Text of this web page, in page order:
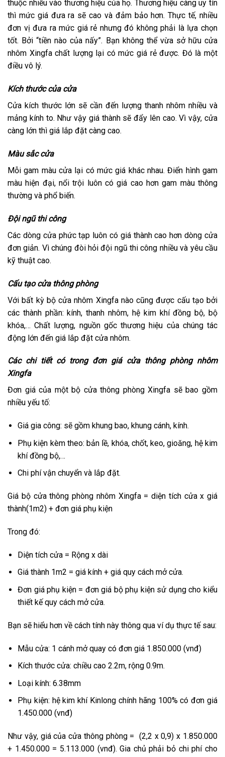
thuộc nhiều vào thương hiệu của họ. Thương hiệu càng uy tín
thì mức giá đưa ra sẽ cao và đảm bảo hơn. Thực tế, nhiều
đơn vị đưa ra mức giá rẻ nhưng đó không phải là lựa chọn
tốt. Bởi “tiền nào của nấy”. Bạn không thể vừa sở hữu cửa
nhôm Xingfa chất lượng lại có mức giá rẻ được. Đó là một
điều vô lý.
Kích thước của cửa
Cửa kích thước lớn sẽ cần đến lượng thanh nhôm nhiều và
mảng kính to. Như vậy giá thành sẽ đẩy lên cao. Vì vậy, cửa
càng lớn thì giá lắp đặt càng cao.
Màu sắc cửa
Mỗi gam màu cửa lại có mức giá khác nhau. Điển hình gam
màu hiện đại, nổi trội luôn có giá cao hơn gam màu thông
thường và phổ biến.
Đội ngũ thi công
Các dòng cửa phức tạp luôn có giá thành cao hơn dòng cửa
đơn giản. Vì chúng đòi hỏi đội ngũ thi công nhiều và yêu cầu
kỹ thuật cao.
Cấu tạo cửa thông phòng
Với bất kỳ bộ cửa nhôm Xingfa nào cũng được cấu tạo bởi
các thành phần: kính, thanh nhôm, hệ kim khí đồng bộ, bộ
khóa,… Chất lượng, nguồn gốc thương hiệu của chúng tác
động lớn đến giá lắp đặt cửa nhôm.
Các chi tiết có trong đơn giá cửa thông phòng nhôm
Xingfa
Đơn giá của một bộ cửa thông phòng Xingfa sẽ bao gồm
nhiều yếu tố:
Giá gia công: sẽ gồm khung bao, khung cánh, kính.
Phụ kiện kèm theo: bản lề, khóa, chốt, keo, gioăng, hệ kim
khí đồng bộ,…
Chi phí vận chuyển và lắp đặt.
Giá bộ cửa thông phòng nhôm Xingfa = diện tích cửa x giá
thành(1m2) + đơn giá phụ kiện
Trong đó:
Diện tích cửa = Rộng x dài
Giá thành 1m2 = giá kính + giá quy cách mở cửa.
Đơn giá phụ kiện = đơn giá bộ phụ kiện sử dụng cho kiểu
thiết kế quy cách mở cửa.
Bạn sẽ hiểu hơn về cách tính này thông qua ví dụ thực tế sau:
Mẫu cửa: 1 cánh mở quay có đơn giá 1.850.000 (vnđ)
Kích thước cửa: chiều cao 2.2m, rộng 0.9m.
Loại kính: 6.38mm
Phụ kiện: hệ kim khí Kinlong chính hãng 100% có đơn giá
1.450.000 (vnđ)
​Như vậy, giá của cửa thông phòng = (2,2 x 0,9) x 1.850.000
+ 1.450.000 = 5.113.000 (vnđ). Gia chủ phải bỏ chi phí cho